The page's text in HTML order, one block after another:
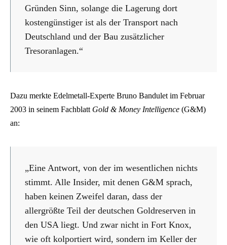
Gründen Sinn, solange die Lagerung dort
kostengünstiger ist als der Transport nach
Deutschland und der Bau zusätzlicher
Tresoranlagen.“
Dazu merkte Edelmetall-Experte Bruno Bandulet im Februar
2003 in seinem Fachblatt Gold & Money Intelligence (G&M)
an:
„Eine Antwort, von der im wesentlichen nichts
stimmt. Alle Insider, mit denen G&M sprach,
haben keinen Zweifel daran, dass der
allergrößte Teil der deutschen Goldreserven in
den USA liegt. Und zwar nicht in Fort Knox,
wie oft kolportiert wird, sondern im Keller der